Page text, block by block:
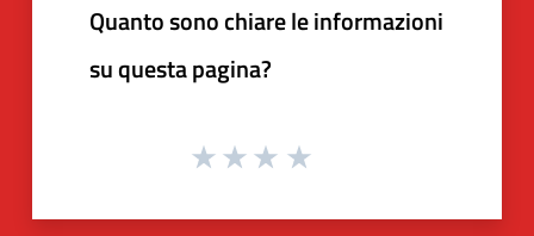
Quanto sono chiare le informazioni
su questa pagina?